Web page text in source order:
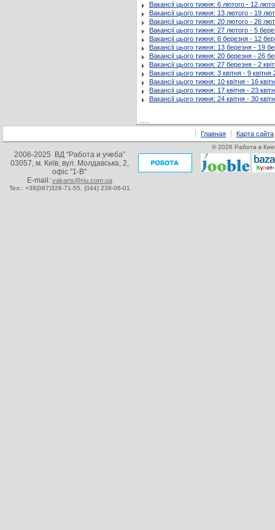
Вакансії цього тижня: 6 лютого - 12
Вакансії цього тижня: 13 лютого - 19
Вакансії цього тижня: 20 лютого - 26
Вакансії цього тижня: 27 лютого - 5
Вакансії цього тижня: 6 березня - 12
Вакансії цього тижня: 13 березня - 19
Вакансії цього тижня: 20 березня - 26
Вакансії цього тижня: 27 березня - 2
Вакансії цього тижня: 3 квітня - 9 квітня
Вакансії цього тижня: 10 квітня - 16
Вакансії цього тижня: 17 квітня - 23
Вакансії цього тижня: 24 квітня - 30
Главная Карта сайта
2006-2025 ВД “Работа и учеба”
03057, м. Київ, вул. Молдавська, 2,
офіс "1-В"
E-mail: vakans@riu.com.ua
Тел.: +38(067)328-71-55, (044) 238-06-01
© 2026 Работа в